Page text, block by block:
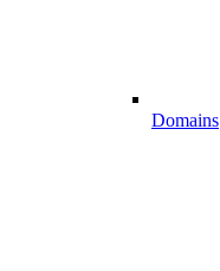
Domains